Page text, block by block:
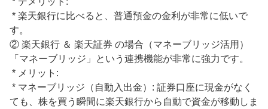
す。
② 楽天銀行 ＆ 楽天証券 の場合（マネーブリッジ活用）
「マネーブリッジ」という連携機能が非常に強力です。
ても、株を買う瞬間に楽天銀行から自動で資金が移動しま